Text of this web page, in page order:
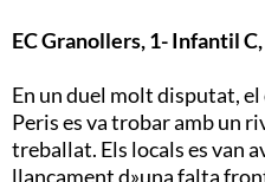
EC Granollers, 1- Infantil
En un duel molt disputat,
Peris es va trobar amb un
treballat. Els locals es van
llançament d»una falta